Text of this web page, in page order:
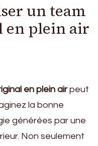
un team
plein air
en plein airpeut
la bonne
générées par une
Non seulement